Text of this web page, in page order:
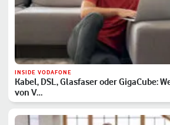
INSIDE VODAFONE
Kabel, DSL, Glasfaser oder GigaCube:
von V…